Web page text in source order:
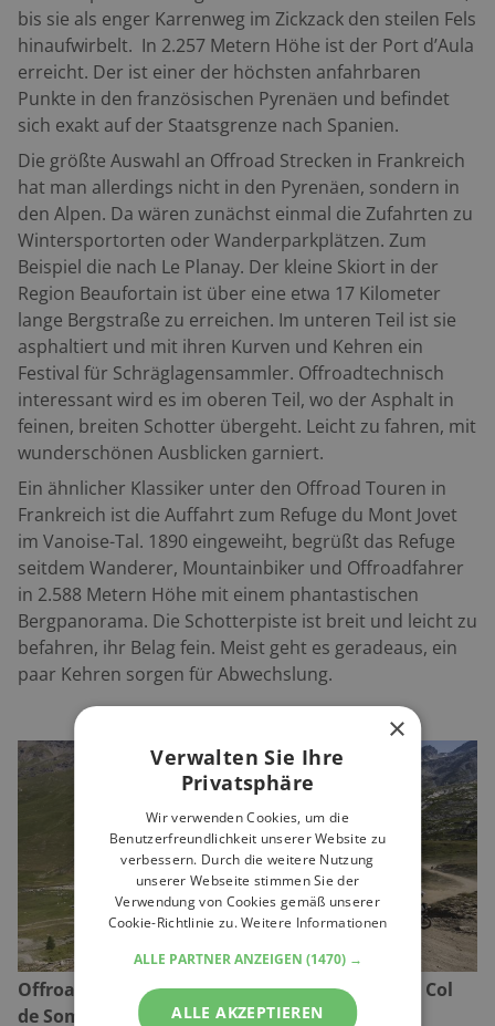
bis sie als enger Karrenweg im Zickzack den steilen Fels
hinaufwirbelt. In 2.257 Metern Höhe ist der Port d’Aula
erreicht. Der ist einer der höchsten anfahrbaren
Punkte in den französischen Pyrenäen und befindet
sich exakt auf der Staatsgrenze nach Spanien.
Die größte Auswahl an Offroad Strecken in Frankreich
hat man allerdings nicht in den Pyrenäen, sondern in
den Alpen. Da wären zunächst einmal die Zufahrten zu
Wintersportorten oder Wanderparkplätzen. Zum
Beispiel die nach Le Planay. Der kleine Skiort in der
Region Beaufortain ist über eine etwa 17 Kilometer
lange Bergstraße zu erreichen. Im unteren Teil ist sie
asphaltiert und mit ihren Kurven und Kehren ein
Festival für Schräglagensammler. Offroadtechnisch
interessant wird es im oberen Teil, wo der Asphalt in
feinen, breiten Schotter übergeht. Leicht zu fahren, mit
wunderschönen Ausblicken garniert.
Ein ähnlicher Klassiker unter den Offroad Touren in
Frankreich ist die Auffahrt zum Refuge du Mont Jovet
im Vanoise-Tal. 1890 eingeweiht, begrüßt das Refuge
seitdem Wanderer, Mountainbiker und Offroadfahrer
in 2.588 Metern Höhe mit einem phantastischen
Bergpanorama. Die Schotterpiste ist breit und leicht zu
befahren, ihr Belag fein. Meist geht es geradeaus, ein
paar Kehren sorgen für Abwechslung.
Offroad Tour Frankreich Kurvenspaß auf dem Col
de Sommeiler
×
Verwalten Sie Ihre
Privatsphäre
Wir verwenden Cookies, um die
Benutzerfreundlichkeit unserer Website zu
verbessern. Durch die weitere Nutzung
unserer Webseite stimmen Sie der
Verwendung von Cookies gemäß unserer
Cookie-Richtlinie zu.Weitere Informationen
ALLE PARTNER ANZEIGEN (1470) →
ALLE AKZEPTIEREN